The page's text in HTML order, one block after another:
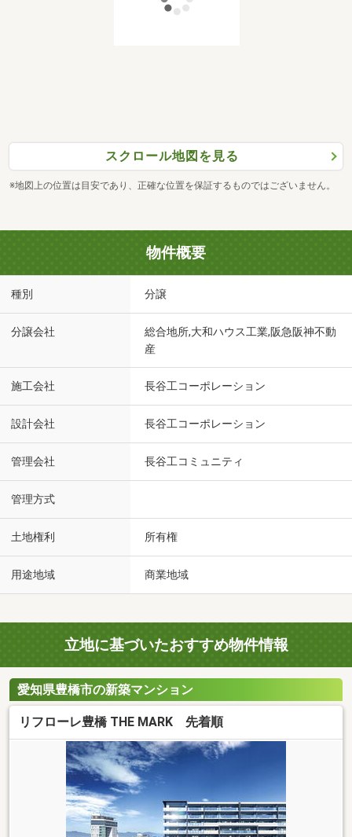
スクロール地図を見る
※地図上の位置は目安であり、正確な位置を保証するものではございません。
物件概要
種別 分譲
分譲会社
総合地所,大和ハウス工業,阪急阪神不動
産
施工会社 長谷工コーポレーション
設計会社 長谷工コーポレーション
管理会社 長谷工コミュニティ
管理方式
土地権利 所有権
用途地域 商業地域
立地に基づいたおすすめ物件情報
愛知県豊橋市の新築マンション
リフローレ豊橋 THE MARK 先着順